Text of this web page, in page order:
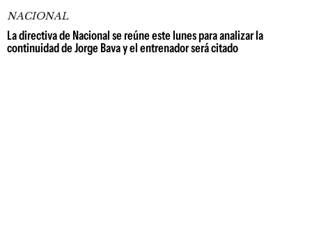
NACIONAL
La directiva de Nacional se reúne este lunes para analizar la
continuidad de Jorge Bava y el entrenador será citado